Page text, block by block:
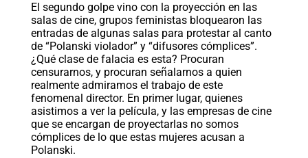
El segundo golpe vino con la proyección en las
salas de cine, grupos feministas bloquearon las
entradas de algunas salas para protestar al canto
de “Polanski violador” y “difusores cómplices”.
¿Qué clase de falacia es esta? Procuran
censurarnos, y procuran señalarnos a quien
realmente admiramos el trabajo de este
fenomenal director. En primer lugar, quienes
asistimos a ver la película, y las empresas de cine
que se encargan de proyectarlas no somos
cómplices de lo que estas mujeres acusan a
Polanski.